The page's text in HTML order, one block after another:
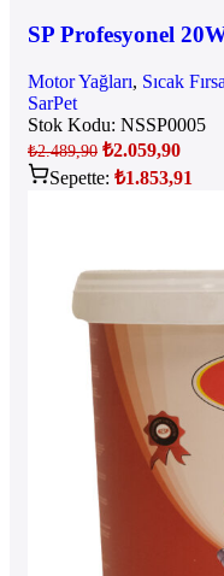
SP Profesyonel
Motor Yağları, Sıcak
SarPet
Stok Kodu: NSSP0005
₺2.489,90 ₺2.059,90
Sepette: ₺1.853,91